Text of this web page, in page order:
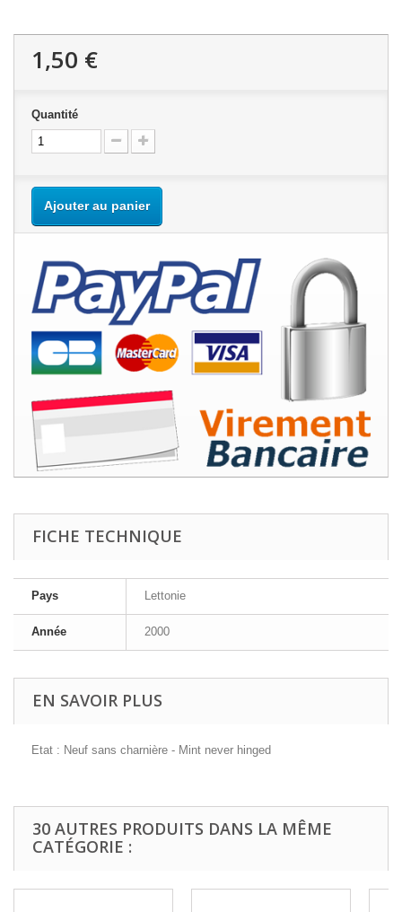
1,50 €
Quantité
Ajouter au panier
FICHE TECHNIQUE
Pays Lettonie
Année 2000
EN SAVOIR PLUS
Etat : Neuf sans charnière - Mint never hinged
30 AUTRES PRODUITS DANS LA MÊME
CATÉGORIE :